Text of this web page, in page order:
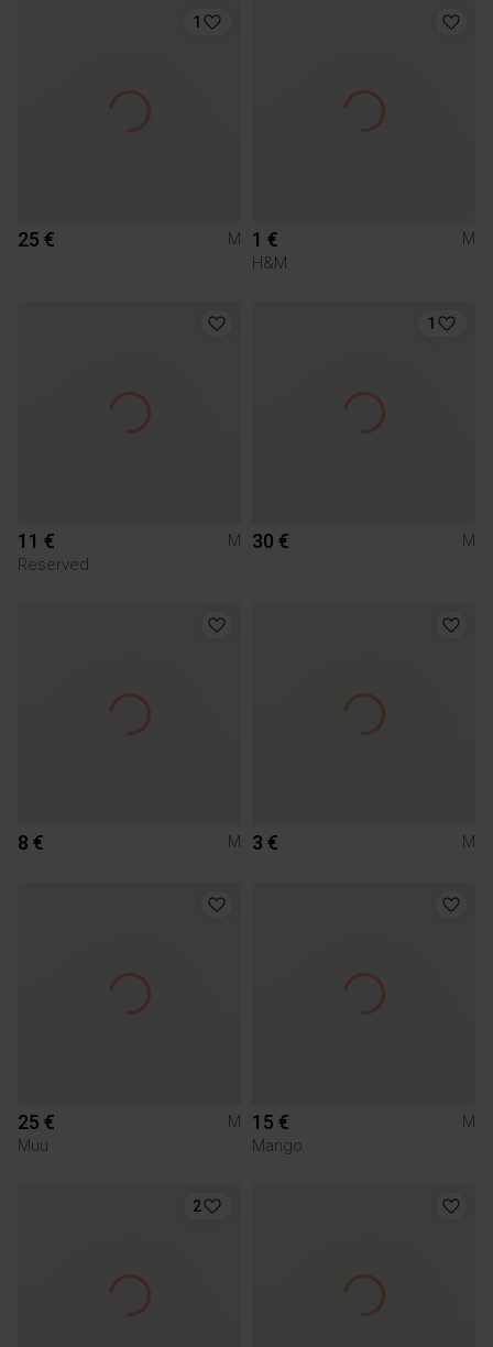
1
25 € M 1 €
M
H&M
11 €
M
Reserved
1
30 € M
8 € M 3 € M
25 €
M
Muu
15 €
M
Mango
2